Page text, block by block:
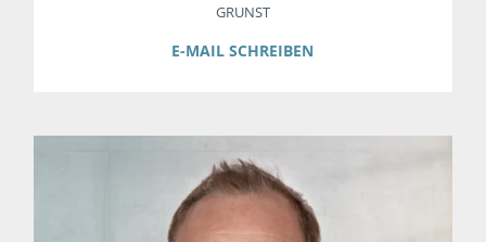
GRUNST
E-MAIL SCHREIBEN